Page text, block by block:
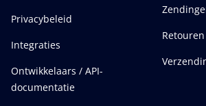
Privacybeleid
Integraties
Ontwikkelaars / API-
documentatie
Retouren